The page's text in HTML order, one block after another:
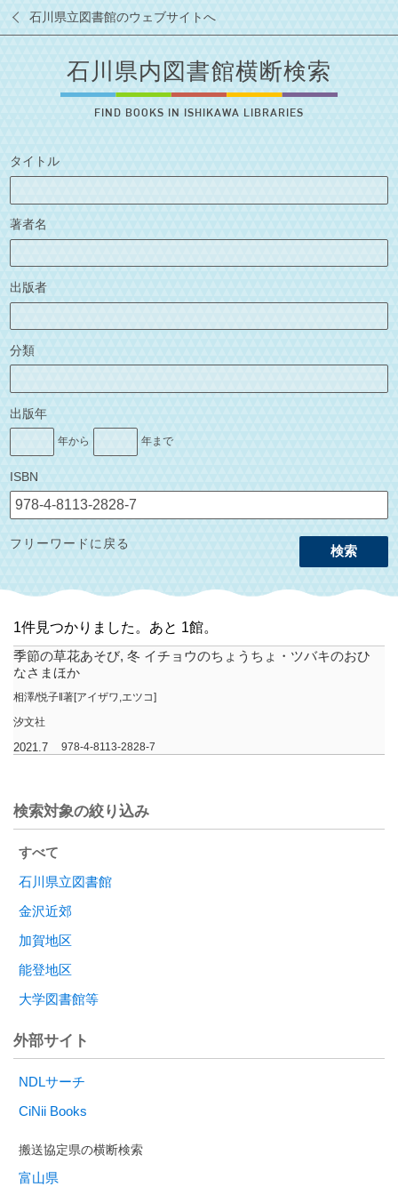
石川県立図書館のウェブサイトへ
石川県内図書館横断検索
FIND BOOKS IN ISHIKAWA LIBRARIES
タイトル
著者名
出版者
分類
出版年
年から 年まで
ISBN
検索
フリーワードに戻る
1件見つかりました。あと 1館。
季節の草花あそび, 冬 イチョウのちょうちょ・ツバキのおひ
なさまほか
相澤/悦子‖著[アイザワ,エツコ]
汐文社
2021.7 978-4-8113-2828-7
検索対象の絞り込み
すべて
石川県立図書館
金沢近郊
加賀地区
能登地区
大学図書館等
外部サイト
NDLサーチ
CiNii Books
富山県